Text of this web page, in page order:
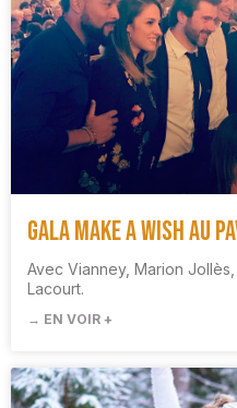
Gala Make a Wish au
Avec Vianney, Marion
Lacourt.
→ EN VOIR +